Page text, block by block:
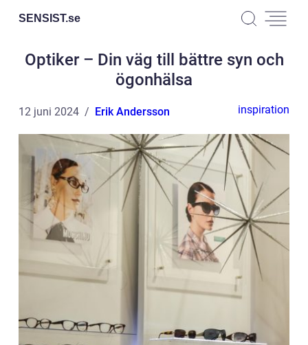
SENSIST.se
Optiker – Din väg till bättre syn och
ögonhälsa
12 juni 2024 Erik Andersson inspiration